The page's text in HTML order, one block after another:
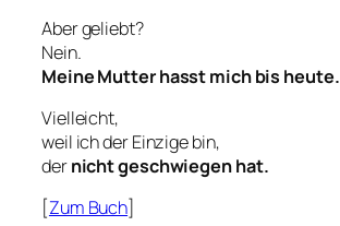
Aber geliebt?
Nein.
Meine Mutter hasst mich bis heute.
Vielleicht,
weil ich der Einzige bin,
dernicht geschwiegen hat.
[Zum Buch]